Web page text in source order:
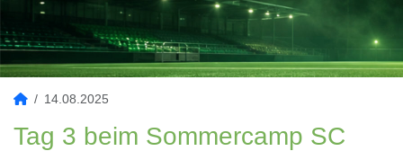
14.08.2025
Tag 3 beim Sommercamp SC